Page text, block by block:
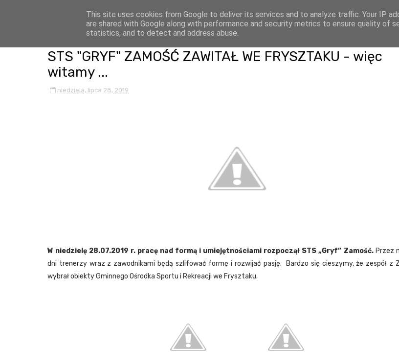
HOME
STS "GRYF" ZAMOŚĆ ZAWITAŁ WE FRYSZTAKU - więc
witamy ...
niedziela, lipca 28, 2019
W niedzielę 28.07.2019 r. pracę nad formą i umiejętnościami rozpoczął STS „Gryf” Zamość.Przez
dni trenerzy wraz z zawodnikami będą szlifować formę i rozwijać pasję. Bardzo się cieszymy, że zespół z
wybrał obiekty Gminnego Ośrodka Sportu i Rekreacji we Frysztaku.
This site uses cookies from Google to deliver its services and to analyze traffic. Your IP
are shared with Google along with performance and security metrics to ensure quality of
statistics, and to detect and address abuse.